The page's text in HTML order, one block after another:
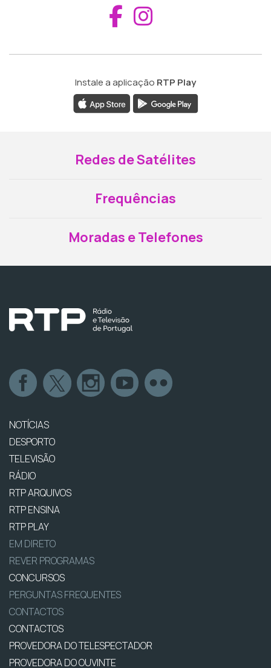
Aceder ao
Instale a aplicação RTP Play
Redes de Satélites
Frequências
Moradas e Telefones
NOTÍCIAS
DESPORTO
TELEVISÃO
RÁDIO
RTP ARQUIVOS
RTP ENSINA
RTP PLAY
EM DIRETO
REVER PROGRAMAS
CONCURSOS
PERGUNTAS FREQUENTES
CONTACTOS
CONTACTOS
PROVEDORA DO TELESPECTADOR
PROVEDORA DO OUVINTE